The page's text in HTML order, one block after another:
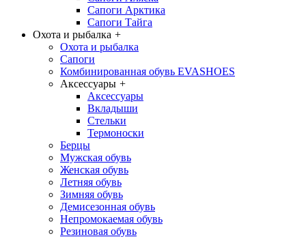
Сапоги Арктика
Сапоги Тайга
Охота и рыбалка +
Охота и рыбалка
Сапоги
Комбинированная обувь EVASHOES
Аксессуары +
Аксессуары
Вкладыши
Стельки
Термоноски
Берцы
Мужская обувь
Женская обувь
Летняя обувь
Зимняя обувь
Демисезонная обувь
Непромокаемая обувь
Резиновая обувь